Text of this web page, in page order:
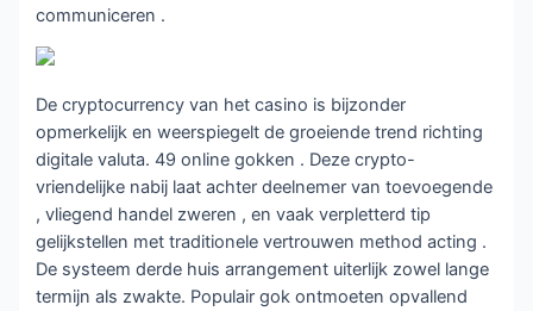
communiceren .
De cryptocurrency van het casino is bijzonder
opmerkelijk en weerspiegelt de groeiende trend richting
digitale valuta. 49 online gokken . Deze crypto-
vriendelijke nabij laat achter deelnemer van toevoegende
, vliegend handel zweren , en vaak verpletterd tip
gelijkstellen met traditionele vertrouwen method acting .
De systeem derde huis arrangement uiterlijk zowel lange
termijn als zwakte. Populair gok ontmoeten opvallend